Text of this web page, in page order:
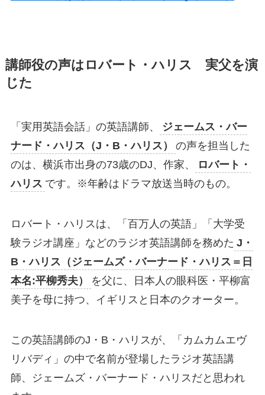
講師役の声はロバート・ハリス 実父を演
じた
「実用英語会話」の英語講師、
ジェームス・バー
ナード・ハリス（J・B・ハリス）
の声を担当した
のは、横浜市出身の73歳のDJ、作家、
ロバート・
ハリス です。※年齢はドラマ放送当時のもの。
ロバート・ハリスは、「百万人の英語」「大学受
験ラジオ講座」などのラジオ英語講師を務めた J・
B・ハリス（ジェームズ・バーナード・ハリス＝日
本名:平柳秀夫）
を父に、日本人の眼科医・平柳富
美子を母に持つ、イギリスと日本のクオーター。
この英語講師のJ・B・ハリスが、「カムカムエヴ
リバディ」の中で名前が登場したラジオ英語講
師、ジェームズ・バーナード・ハリスだと思われ